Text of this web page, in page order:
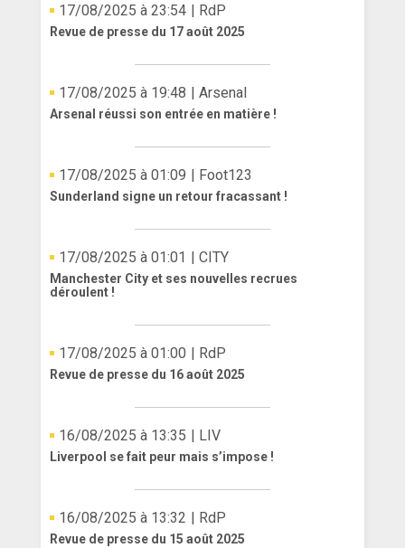
17/08/2025 à 23:54 | RdP
Revue de presse du 17 août 2025
17/08/2025 à 19:48 | Arsenal
Arsenal réussi son entrée en matière !
17/08/2025 à 01:09 | Foot123
Sunderland signe un retour fracassant !
17/08/2025 à 01:01 | CITY
Manchester City et ses nouvelles recrues
déroulent !
17/08/2025 à 01:00 | RdP
Revue de presse du 16 août 2025
16/08/2025 à 13:35 | LIV
Liverpool se fait peur mais s’impose !
16/08/2025 à 13:32 | RdP
Revue de presse du 15 août 2025